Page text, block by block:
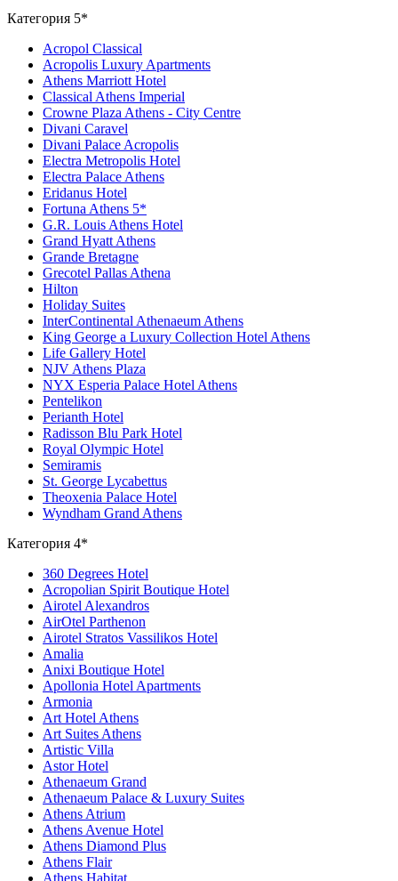
Категория 5*
Acropol Classical
Acropolis Luxury Apartments
Athens Marriott Hotel
Classical Athens Imperial
Crowne Plaza Athens - City Centre
Divani Caravel
Divani Palace Acropolis
Electra Metropolis Hotel
Electra Palace Athens
Eridanus Hotel
Fortuna Athens 5*
G.R. Louis Athens Hotel
Grand Hyatt Athens
Grande Bretagne
Grecotel Pallas Athena
Hilton
Holiday Suites
InterContinental Athenaeum Athens
King George a Luxury Collection Hotel Athens
Life Gallery Hotel
NJV Athens Plaza
NYX Esperia Palace Hotel Athens
Pentelikon
Perianth Hotel
Radisson Blu Park Hotel
Royal Olympic Hotel
Semiramis
St. George Lycabettus
Theoxenia Palace Hotel
Wyndham Grand Athens
Категория 4*
360 Degrees Hotel
Acropolian Spirit Boutique Hotel
Airotel Alexandros
AirOtel Parthenon
Airotel Stratos Vassilikos Hotel
Amalia
Anixi Boutique Hotel
Apollonia Hotel Apartments
Armonia
Art Hotel Athens
Art Suites Athens
Artistic Villa
Astor Hotel
Athenaeum Grand
Athenaeum Palace & Luxury Suites
Athens Atrium
Athens Avenue Hotel
Athens Diamond Plus
Athens Flair
Athens Habitat